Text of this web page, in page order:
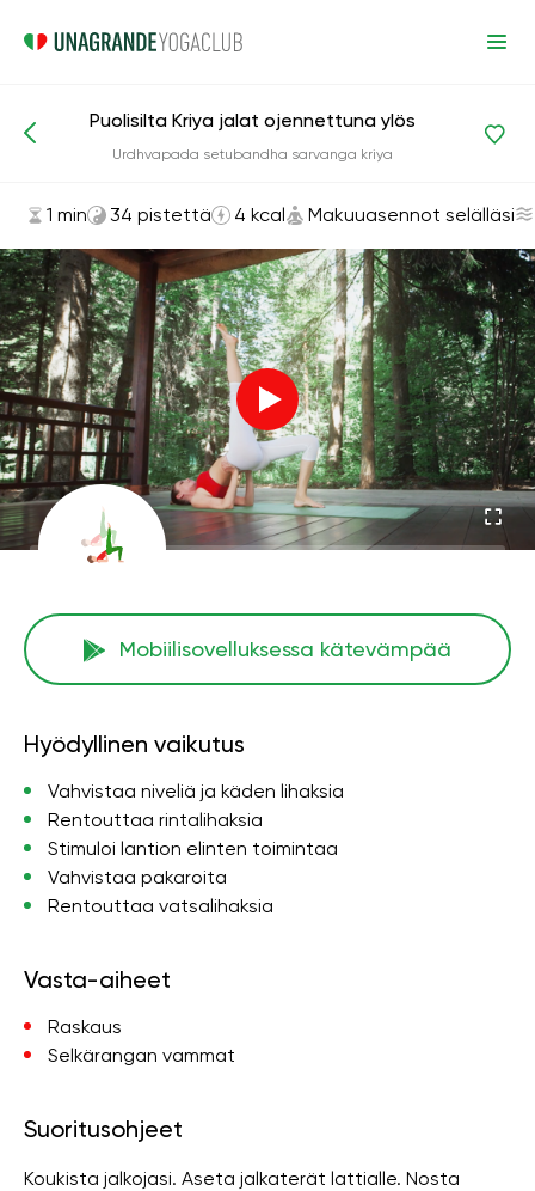
Asanat ja harjoitukset Makuuasennot selälläsi
Puolisilta Kriya jalat ojennettuna ylös
Urdhvapada setubandha sarvanga kriya
1 min 34 pistettä 4 kcal Makuuasennot selälläsi
Mobiilisovelluksessa kätevämpää
Hyödyllinen vaikutus
Vahvistaa niveliä ja käden lihaksia
Rentouttaa rintalihaksia
Stimuloi lantion elinten toimintaa
Vahvistaa pakaroita
Rentouttaa vatsalihaksia
Vasta-aiheet
Raskaus
Selkärangan vammat
Suoritusohjeet
Koukista jalkojasi. Aseta jalkaterät lattialle. Nosta